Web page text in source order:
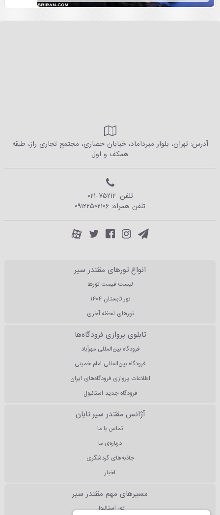
آدرس: تهران، بلوار میرداماد، خیابان حصاری، مجتمع تجاری راز، طبقه
همکف و اول
تلفن: ۰۲۱-۷۵۲۱۲
تلفن همراه: ۰۹۱۲۲۵۰۲۱۰۶
انواع تورهای مقتدر سیر
لیست قیمت تورها
تور تابستان ۱۴۰۴
تورهای لحظه آخری
تابلوی پروازی فرودگاه‌ها
فرودگاه بین‌المللی مهرآباد
فرودگاه بین‌المللی امام خمینی
اطلاعات پروازی فرودگاه‌های ایران
فرودگاه جدید استانبول
آژانس مقتدر سیر تابان
تماس با ما
درباره‌ی ما
جاذبه‌های گردشگری
اخبار
مسیرهای مهم مقتدر سیر
تور استانبول